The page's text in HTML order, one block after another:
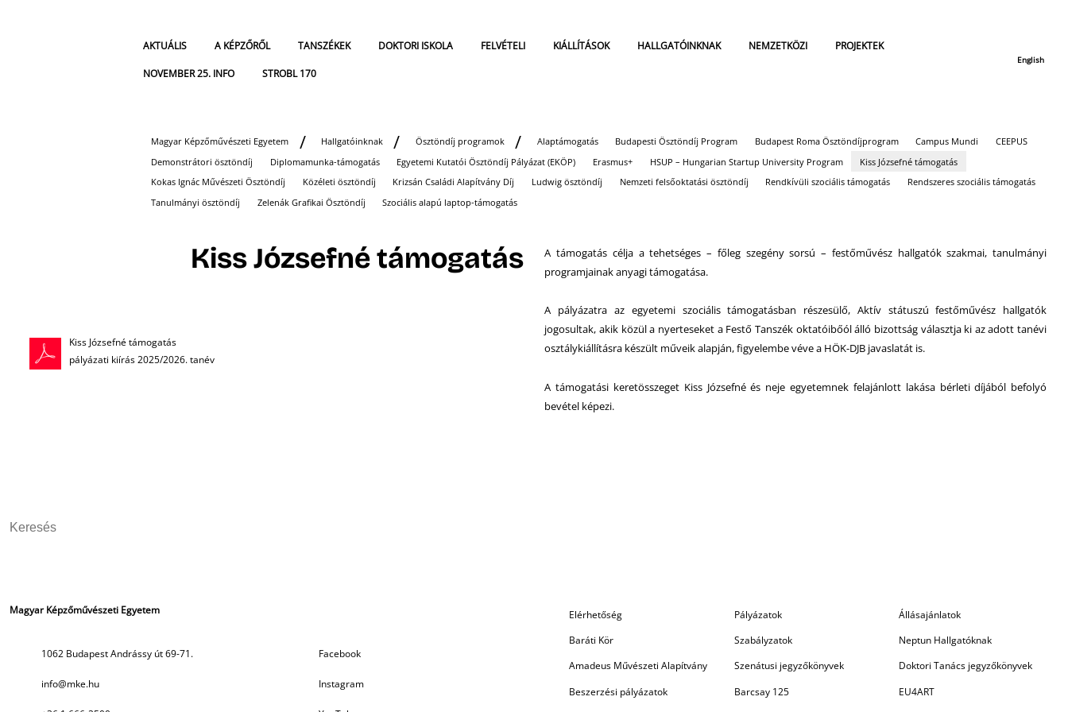
AKTUÁLIS A KÉPZŐRŐL TANSZÉKEK DOKTORI ISKOLA FELVÉTELI KIÁLLÍTÁSOK HALLGATÓINKNAK NEMZETKÖZI PROJEKTEK
NOVEMBER 25. INFO STROBL 170
English
Magyar Képzőművészeti Egyetem Hallgatóinknak Ösztöndíj programok Alaptámogatás Budapesti Ösztöndíj Program Budapest Roma Ösztöndíjprogram Campus Mundi
CEEPUS
Demonstrátori ösztöndíj
Diplomamunka-támogatás Egyetemi Kutatói Ösztöndíj Pályázat (EKÖP) Erasmus+ HSUP – Hungarian Startup University Program
Kiss Józsefné támogatás
Kokas Ignác Művészeti Ösztöndíj
Közéleti ösztöndíj Krizsán Családi Alapítvány Díj Ludwig ösztöndíj Nemzeti felsőoktatási ösztöndíj Rendkívüli szociális támogatás
Rendszeres szociális támogatás
Tanulmányi ösztöndíj
Zelenák Grafikai Ösztöndíj Szociális alapú laptop-támogatás
Kiss Józsefné támogatás
Kiss Józsefné támogatás
pályázati kiírás 2025/2026. tanév
A támogatás célja a tehetséges – főleg szegény sorsú – festőművész hallgatók szakmai, tanulmányi
programjainak anyagi támogatása.
A pályázatra az egyetemi szociális támogatásban részesülő, Aktív státuszú festőművész hallgatók
jogosultak, akik közül a nyerteseket a Festő Tanszék oktatóibőól álló bizottság választja ki az adott tanévi
osztálykiállításra készült műveik alapján, figyelembe véve a HÖK-DJB javaslatát is.
A támogatási keretösszeget Kiss Józsefné és neje egyetemnek felajánlott lakása bérleti díjából befolyó
bevétel képezi.
Magyar Képzőművészeti Egyetem
1062 Budapest Andrássy út 69-71.
info@mke.hu
Facebook
Instagram
Elérhetőség Pályázatok Állásajánlatok
Baráti Kör Szabályzatok Neptun Hallgatóknak
Amadeus Művészeti Alapítvány Szenátusi jegyzőkönyvek Doktori Tanács jegyzőkönyvek
Beszerzési pályázatok Barcsay 125 EU4ART